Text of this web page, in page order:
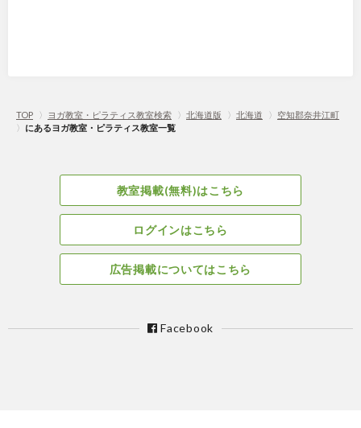
TOP 〉 ヨガ教室・ピラティス教室検索 〉 北海道版 〉 北海道 〉 空知郡奈井江町
〉 にあるヨガ教室・ピラティス教室一覧
教室掲載(無料)はこちら
ログインはこちら
広告掲載についてはこちら
Facebook